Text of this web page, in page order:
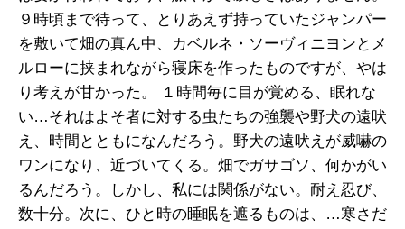
９時頃まで待って、とりあえず持っていたジャンパー
を敷いて畑の真ん中、カベルネ・ソーヴィニヨンとメ
ルローに挟まれながら寝床を作ったものですが、やは
り考えが甘かった。 １時間毎に目が覚める、眠れな
い…それはよそ者に対する虫たちの強襲や野犬の遠吠
え、時間とともになんだろう。野犬の遠吠えが威嚇の
ワンになり、近づいてくる。畑でガサゴソ、何かがい
るんだろう。しかし、私には関係がない。耐え忍び、
数十分。次に、ひと時の睡眠を遮るものは、…寒さだ